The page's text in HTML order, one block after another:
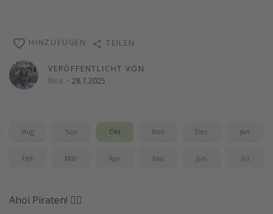
VERÖFFENTLICHT VON
Noa · 28.7.2025
HINZUFÜGEN TEILEN
Aug Sep Okt Nov Dez Jan
Feb Mär Apr Mai Jun Jul
Ahoi Piraten! 🏴‍☠️